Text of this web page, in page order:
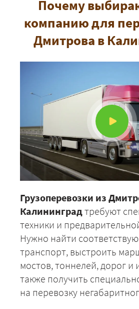
Почему
компанию для
Дмитрова в
Грузоперевозки из
Калининградтребуют
техники и
Нужно найти
транспорт, выстроить
мостов, тоннелей, дорог и
также получить
на перевозку